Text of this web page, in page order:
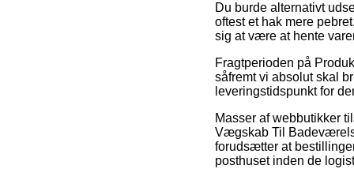
Du burde alternativt
oftest et hak mere
sig at være at hente
Fragtperioden på
såfremt vi absolut skal
leveringstidspunkt for
Masser af webbutikker
Vægskab Til
forudsætter at
posthuset inden de